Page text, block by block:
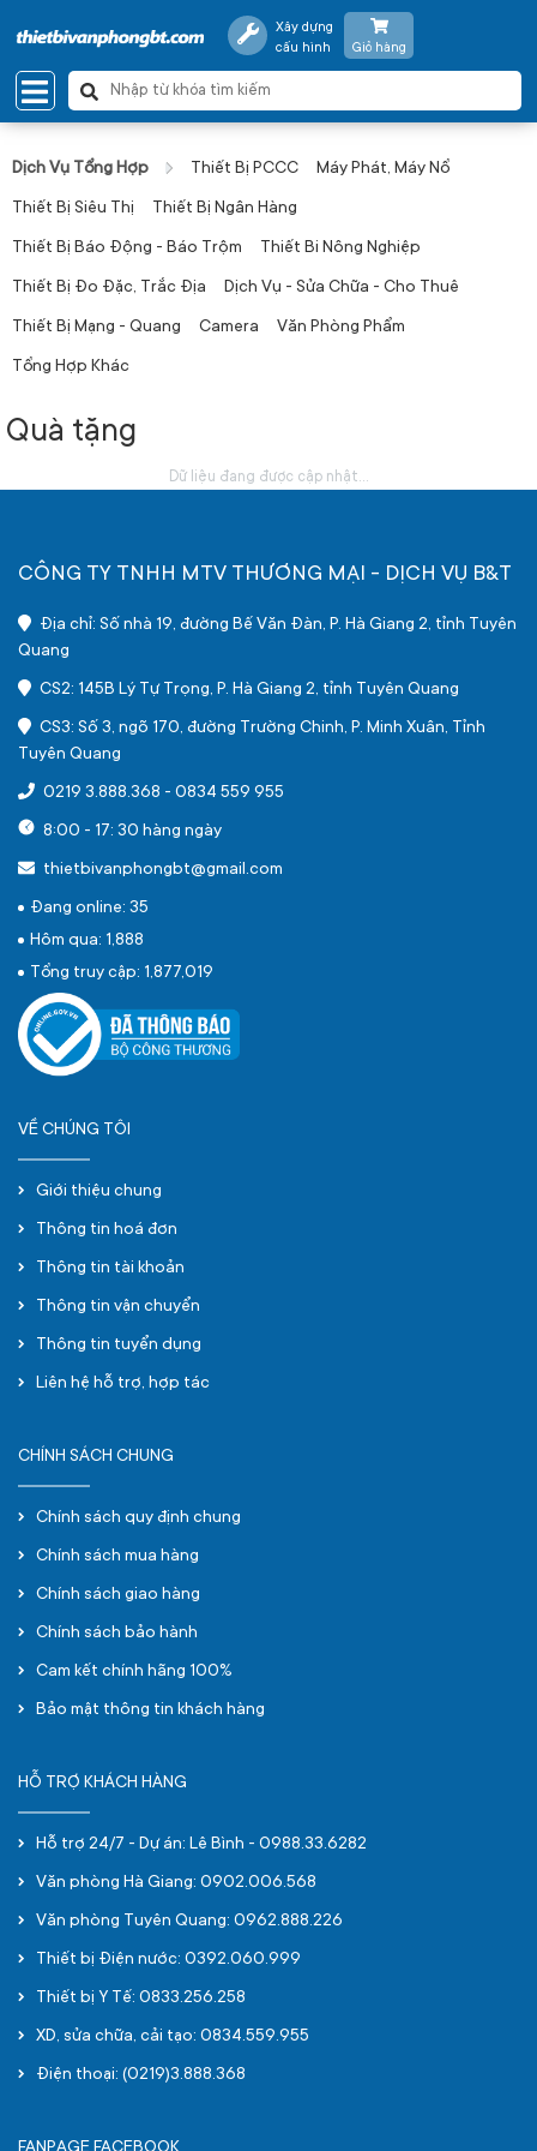
Xây dựng
cấu hình
Giỏ hàng
Dịch Vụ Tổng Hợp Thiết Bị PCCC Máy Phát, Máy Nổ
Thiết Bị Siêu Thị Thiết Bị Ngân Hàng
Thiết Bị Báo Động - Báo Trộm Thiết Bi Nông Nghiệp
Thiết Bị Đo Đặc, Trắc Địa Dịch Vụ - Sửa Chữa - Cho Thuê
Thiết Bị Mạng - Quang Camera Văn Phòng Phẩm
Tổng Hợp Khác
Quà tặng
Dữ liệu đang được cập nhật...
CÔNG TY TNHH MTV THƯƠNG MẠI - DỊCH VỤ B&T
Địa chỉ: Số nhà 19, đường Bế Văn Đàn, P. Hà Giang 2, tỉnh Tuyên
Quang
CS2: 145B Lý Tự Trọng, P. Hà Giang 2, tỉnh Tuyên Quang
CS3: Số 3, ngõ 170, đường Trường Chinh, P. Minh Xuân, Tỉnh
Tuyên Quang
0219 3.888.368 - 0834 559 955
8:00 - 17: 30 hàng ngày
thietbivanphongbt@gmail.com
Đang online: 35
Hôm qua: 1,888
Tổng truy cập: 1,877,019
VỀ CHÚNG TÔI
Giới thiệu chung
Thông tin hoá đơn
Thông tin tài khoản
Thông tin vận chuyển
Thông tin tuyển dụng
Liên hệ hỗ trợ, hợp tác
CHÍNH SÁCH CHUNG
Chính sách quy định chung
Chính sách mua hàng
Chính sách giao hàng
Chính sách bảo hành
Cam kết chính hãng 100%
Bảo mật thông tin khách hàng
HỖ TRỢ KHÁCH HÀNG
Hỗ trợ 24/7 - Dự án: Lê Bình - 0988.33.6282
Văn phòng Hà Giang: 0902.006.568
Văn phòng Tuyên Quang: 0962.888.226
Thiết bị Điện nước: 0392.060.999
Thiết bị Y Tế: 0833.256.258
XD, sửa chữa, cải tạo: 0834.559.955
Điện thoại: (0219)3.888.368